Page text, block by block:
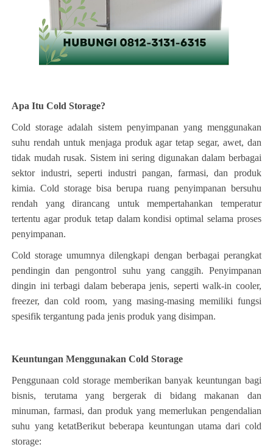
Apa Itu Cold Storage?
Cold storage adalah sistem penyimpanan yang menggunakan
suhu rendah untuk menjaga produk agar tetap segar, awet, dan
tidak mudah rusak. Sistem ini sering digunakan dalam berbagai
sektor industri, seperti industri pangan, farmasi, dan produk
kimia. Cold storage bisa berupa ruang penyimpanan bersuhu
rendah yang dirancang untuk mempertahankan temperatur
tertentu agar produk tetap dalam kondisi optimal selama proses
penyimpanan.
Cold storage umumnya dilengkapi dengan berbagai perangkat
pendingin dan pengontrol suhu yang canggih. Penyimpanan
dingin ini terbagi dalam beberapa jenis, seperti walk-in cooler,
freezer, dan cold room, yang masing-masing memiliki fungsi
spesifik tergantung pada jenis produk yang disimpan.
Keuntungan Menggunakan Cold Storage
Penggunaan cold storage memberikan banyak keuntungan bagi
bisnis, terutama yang bergerak di bidang makanan dan
minuman, farmasi, dan produk yang memerlukan pengendalian
suhu yang ketatBerikut beberapa keuntungan utama dari cold
storage: